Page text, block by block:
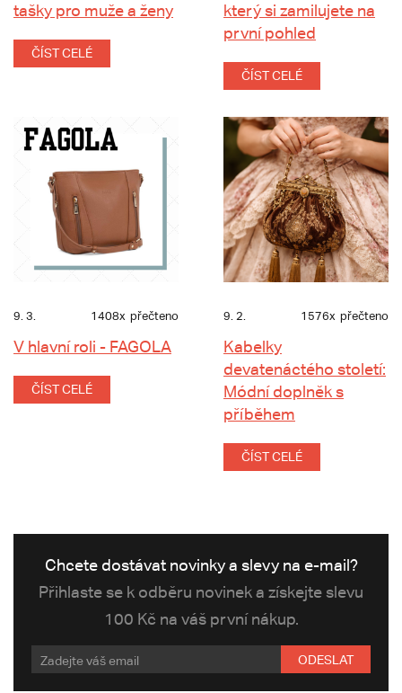
tašky pro muže a ženy
ČÍST CELÉ
který si zamilujete na
první pohled
ČÍST CELÉ
9. 3. 1408x přečteno
V hlavní roli - FAGOLA
ČÍST CELÉ
9. 2. 1576x přečteno
Kabelky
devatenáctého století:
Módní doplněk s
příběhem
ČÍST CELÉ
Chcete dostávat novinky a slevy na e-mail?
Přihlaste se k odběru novinek a získejte slevu
100 Kč na váš první nákup.
ODESLAT